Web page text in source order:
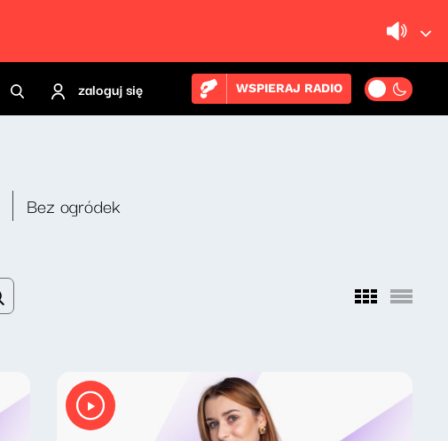
zaloguj się WSPIERAJ RADIO
Bez ogródek